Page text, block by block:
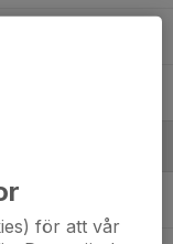
Beteendecoach/
för att vår